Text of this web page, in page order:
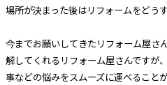
場所が決まった後はリフォームをどうす
今までお願いしてきたリフォーム屋さ
解してくれるリフォーム屋さんですが
事などの悩みをスムーズに運べること